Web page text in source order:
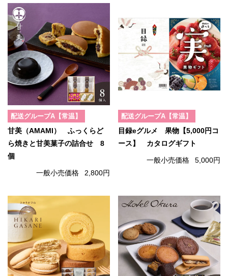
配送グループA【常温】
甘美（AMAMI） ふっくらど
ら焼きと甘美菓子の詰合せ 8
個
一般小売価格 2,800円
配送グループA【常温】
目録eグルメ 果物【5,000円コ
ース】 カタログギフト
一般小売価格 5,000円